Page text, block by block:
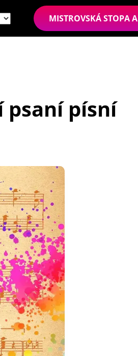
MISTROVSKÁ STOPA A
psaní písní